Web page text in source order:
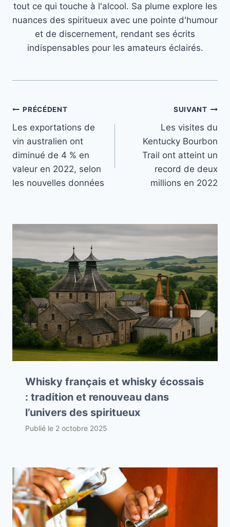
tout ce qui touche à l'alcool. Sa plume explore les
nuances des spiritueux avec une pointe d'humour
et de discernement, rendant ses écrits
indispensables pour les amateurs éclairés.
Navigation
de
l’article
PRÉCÉDENT
Les exportations de
vin australien ont
diminué de 4 % en
valeur en 2022, selon
les nouvelles données
SUIVANT
Les visites du
Kentucky Bourbon
Trail ont atteint un
record de deux
millions en 2022
Whisky français et whisky écossais
: tradition et renouveau dans
l’univers des spiritueux
Publié le 2 octobre 2025